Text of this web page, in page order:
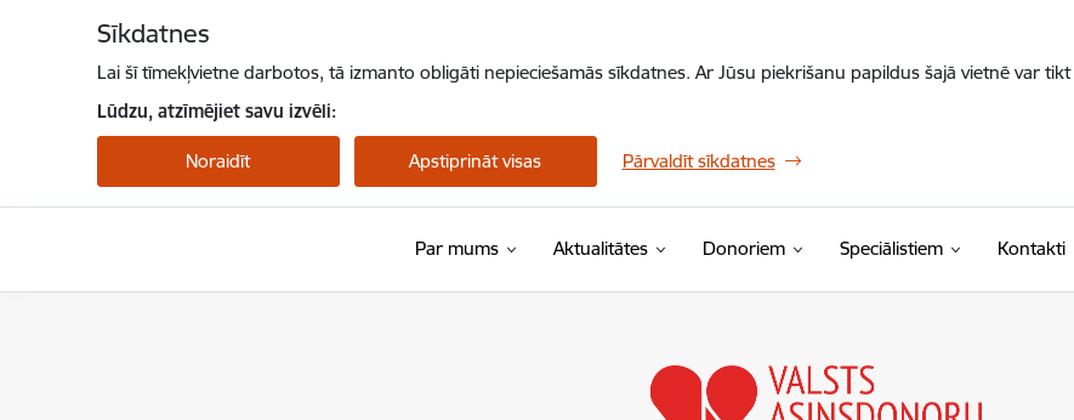
Sīkdatnes
Lai šī tīmekļvietne darbotos, tā izmanto obligāti nepieciešamās sīkdatnes. Ar Jūsu piekrišanu papildus šajā vietnē var
Lūdzu, atzīmējiet savu izvēli:
Noraidīt Apstiprināt visas Pārvaldīt sīkdatnes
Par mums Aktualitātes Donoriem Speciālistiem Kontakti